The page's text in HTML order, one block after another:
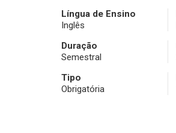
Língua de Ensino
Inglês
Duração
Semestral
Tipo
Obrigatória